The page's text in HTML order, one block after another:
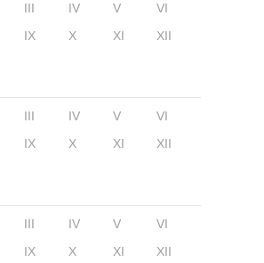
III IV V
VI
IX X XI XII
III IV V
VI
IX X XI XII
III IV V
VI
IX X XI XII